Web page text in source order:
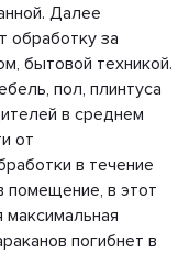
Далее
обработку за
бытовой техникой.
пол, плинтуса
в среднем
от
в течение
помещение, в этот
погибнет в